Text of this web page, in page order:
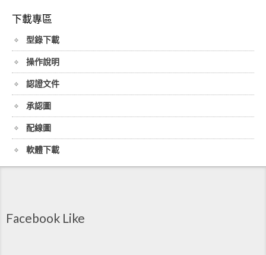
下載專區
型錄下載
操作說明
認證文件
承認圖
配線圖
軟體下載
Facebook Like